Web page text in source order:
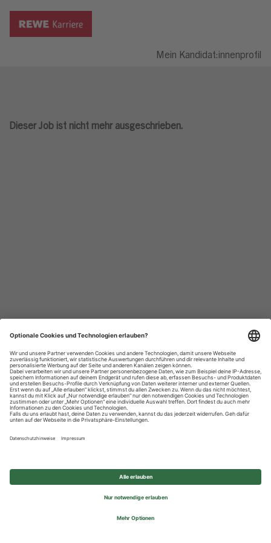
Mein Kandidat:innenprofil
Dieser Job ist nicht mehr ausgeschrieben.
Datenschutzhinweise
Impressum
Privatsphäre-Einstellungen
© 2026 REWE Group - All rights reserved